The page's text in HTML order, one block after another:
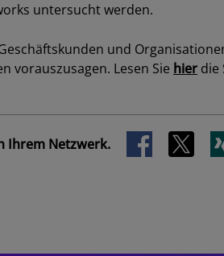
untersucht werden.
und
vorauszusagen. Lesen Sie hier die
Ihrem Netzwerk.